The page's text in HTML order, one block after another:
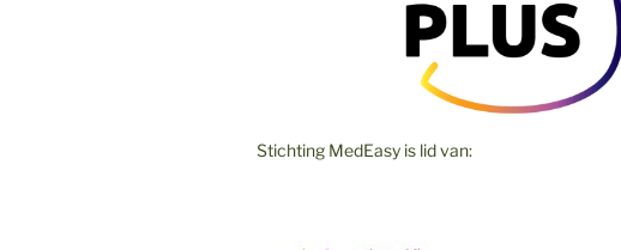
Stichting MedEasy is lid van: